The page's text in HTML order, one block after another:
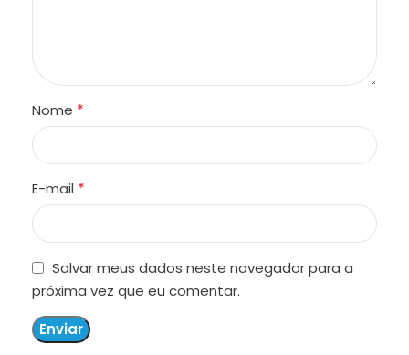
Nome *
E-mail *
Salvar meus dados neste navegador para a
próxima vez que eu comentar.